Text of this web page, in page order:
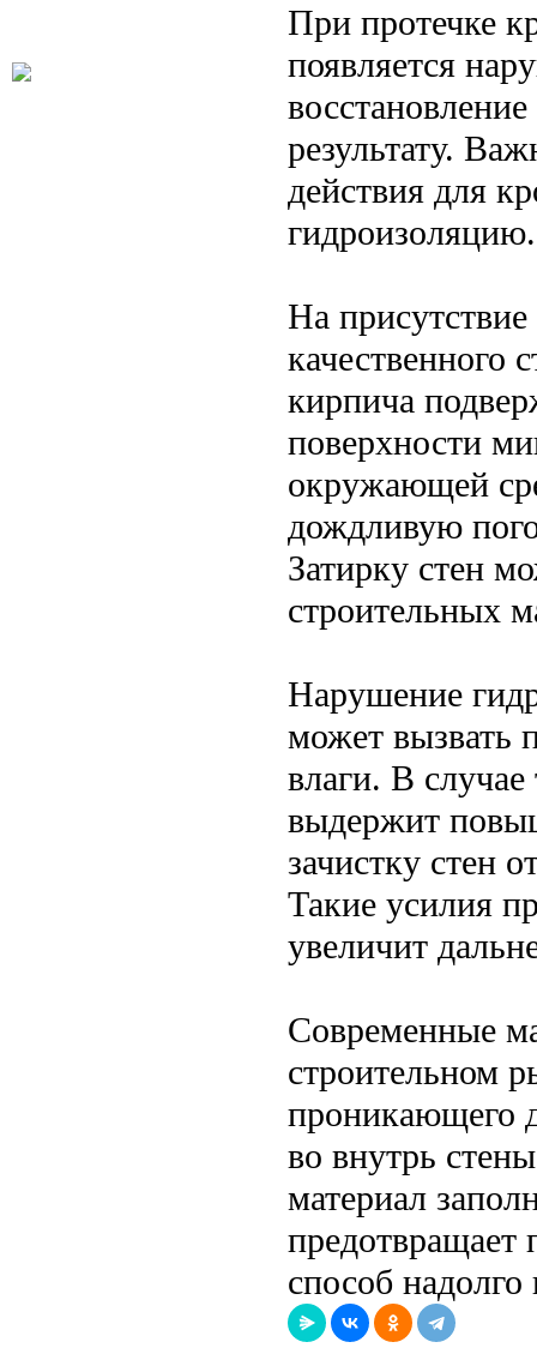
При протечке
появляется
результату.
действия для
гидроизоляцию.
На
качественного
кирпича
поверхности
окружающей
дождливую
Затирку стен
строительных
Нарушение
может вызвать
влаги. В
выдержит
зачистку стен
Такие усилия
увеличит
Современные
строительном
проникающего
во внутрь
материал
предотвращает
способ